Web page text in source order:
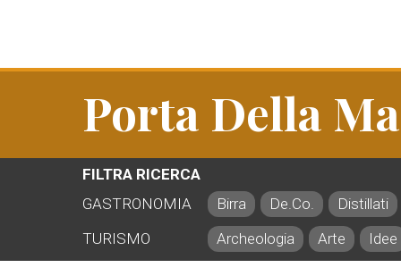
Porta Della
FILTRA RICERCA
GASTRONOMIA
Birra De.Co.
Distillati
TURISMO
Archeologia Arte Idee